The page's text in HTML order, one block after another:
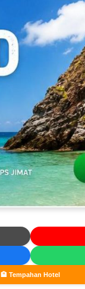
🏨 Tempahan Hotel